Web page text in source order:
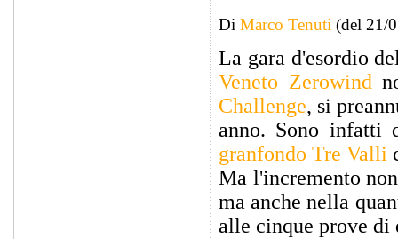
Di Marco Tenuti (del 21/
La gara d'esordio
Veneto Zerowind
Challenge, si
anno. Sono infatti
granfondo Tre Valli
Ma l'incremento
ma anche nella
alle cinque prove di